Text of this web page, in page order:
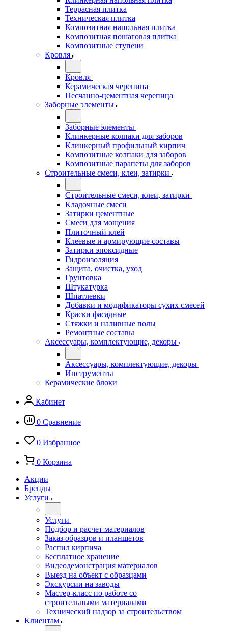
Террасная плитка
Техническая плитка
Композитная напольная плитка
Композитная пошаговая плитка
Композитные ступени
Кровля
Кровля
Керамическая черепица
Песчанно-цементная черепица
Заборные элементы
Заборные элементы
Клинкерные колпаки для заборов
Клинкерный профильный кирпич
Композитные колпаки для заборов
Композитные парапеты для заборов
Строительные смеси, клеи, затирки
Строительные смеси, клеи, затирки
Кладочные смеси
Затирки цементные
Смеси для мощения
Плиточный клей
Клеевые и армирующие составы
Затирки эпоксидные
Гидроизоляция
Защита, очистка, уход
Грунтовка
Штукатурка
Шпатлевки
Добавки и модификаторы сухих смесей
Краски фасадные
Стяжки и наливные полы
Ремонтные составы
Аксессуары, комплектующие, декоры
Аксессуары, комплектующие, декоры
Инструменты
Керамические блоки
Кабинет
0 Сравнение
0 Избранное
0 Корзина
Акции
Бренды
Услуги
Услуги
Подбор и расчет материалов
Заказ образцов и планшетов
Распил кирпича
Бесплатное хранение
Видеодемонстрация материалов
Выезд на объект с образцами
Экскурсии на заводы
Мастер-класс по работе со
строительными материалами
Технический надзор за строительством
Клиентам